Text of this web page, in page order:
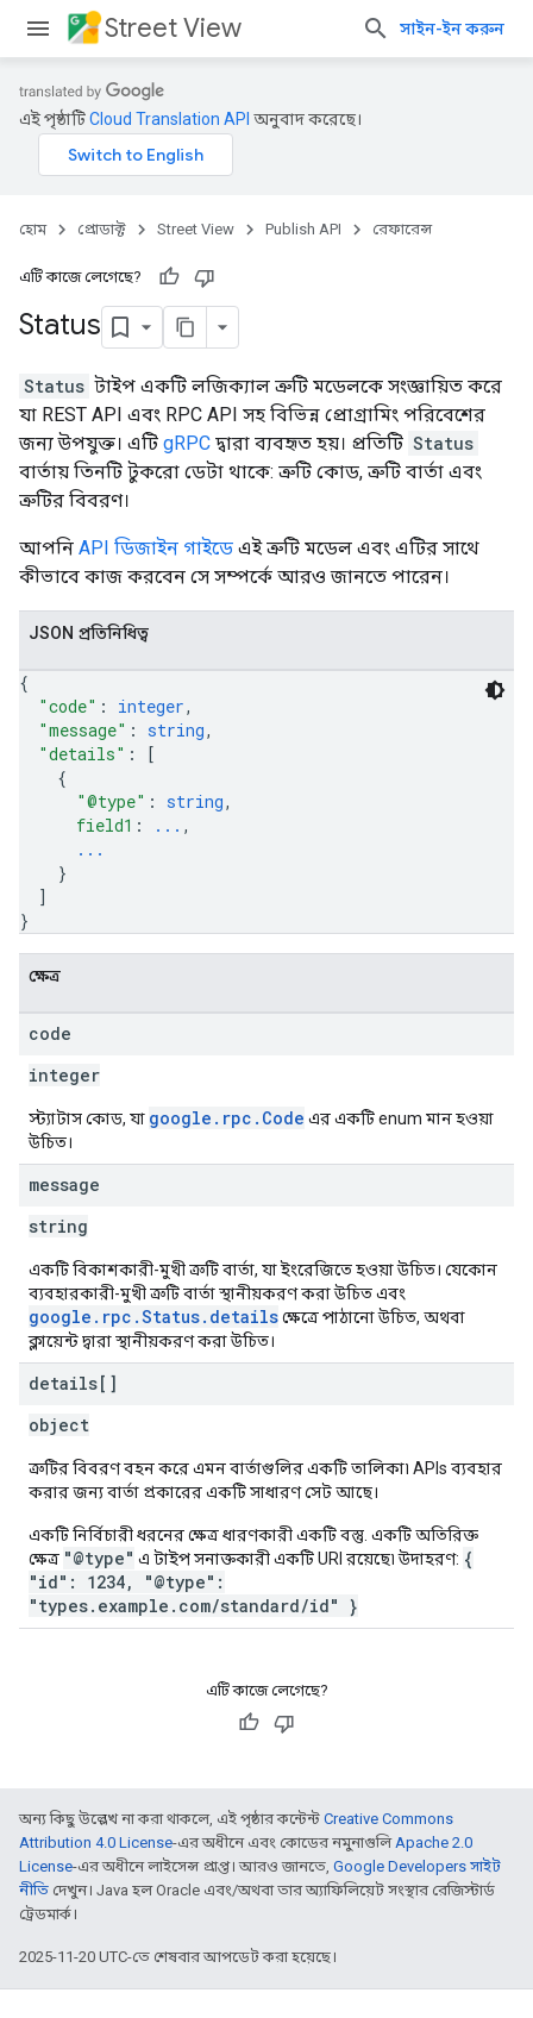
Street View সাইন-ইন করুন
এই পৃষ্ঠাটিCloud Translation API অনুবাদ করেছে।
হোম প্রোডাক্ট Street View Publish API রেফারেন্স
এটি কাজে লেগেছে?
Status
Status টাইপ একটি লজিক্যাল ত্রুটি মডেলকে সংজ্ঞায়িত করে
যা REST API এবং RPC API সহ বিভিন্ন প্রোগ্রামিং পরিবেশের
জন্য উপযুক্ত। এটি gRPC দ্বারা ব্যবহৃত হয়। প্রতিটি Status
বার্তায় তিনটি টুকরো ডেটা থাকে: ত্রুটি কোড, ত্রুটি বার্তা এবং
ত্রুটির বিবরণ।
আপনি API ডিজাইন গাইডে এই ত্রুটি মডেল এবং এটির সাথে
কীভাবে কাজ করবেন সে সম্পর্কে আরও জানতে পারেন।
JSON প্রতিনিধিত্ব
{
"code" : integer,
"message" : string,
"details" :
[
{
"@type" : string,
field1 : ... ,
...
}
]
}
ক্ষেত্র
code
integer
স্ট্যাটাস কোড, যা google.rpc.Code এর একটি enum মান হওয়া
উচিত।
message
string
একটি বিকাশকারী-মুখী ত্রুটি বার্তা, যা ইংরেজিতে হওয়া উচিত। যেকোন
ব্যবহারকারী-মুখী ত্রুটি বার্তা স্থানীয়করণ করা উচিত এবং
google.rpc.Status.detailsক্ষেত্রে পাঠানো উচিত, অথবা
ক্লায়েন্ট দ্বারা স্থানীয়করণ করা উচিত।
details[]
object
ত্রুটির বিবরণ বহন করে এমন বার্তাগুলির একটি তালিকা৷ APIs ব্যবহার
করার জন্য বার্তা প্রকারের একটি সাধারণ সেট আছে।
একটি নির্বিচারী ধরনের ক্ষেত্র ধারণকারী একটি বস্তু. একটি অতিরিক্ত
ক্ষেত্র "@type" এ টাইপ সনাক্তকারী একটি URI রয়েছে৷ উদাহরণ: {
"id": 1234, "@type":
"types.example.com/standard/id" }
এটি কাজে লেগেছে?
অন্য কিছু উল্লেখ না করা থাকলে, এই পৃষ্ঠার কন্টেন্ট Creative Commons
Attribution 4.0 License-এর অধীনে এবং কোডের নমুনাগুলিApache 2.0
License-এর অধীনে লাইসেন্স প্রাপ্ত। আরও জানতে, Google Developers সাইট
নীতি দেখুন। Java হল Oracle এবং/অথবা তার অ্যাফিলিয়েট সংস্থার রেজিস্টার্ড
ট্রেডমার্ক।
2025-11-20 UTC-তে শেষবার আপডেট করা হয়েছে।